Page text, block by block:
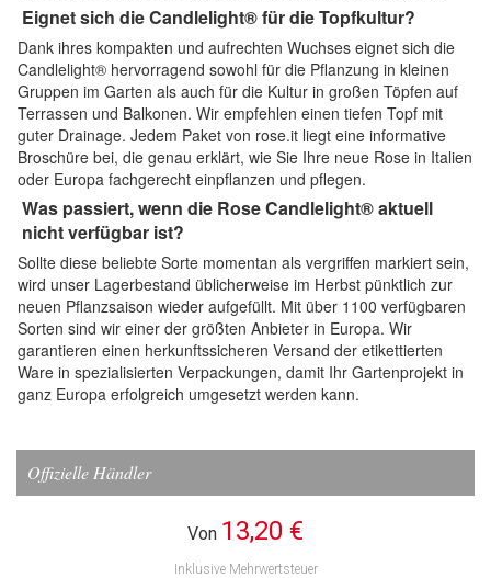
Eignet sich die Candlelight® für die Topfkultur?
Dank ihres kompakten und aufrechten Wuchses eignet sich die
Candlelight® hervorragend sowohl für die Pflanzung in kleinen
Gruppen im Garten als auch für die Kultur in großen Töpfen auf
Terrassen und Balkonen. Wir empfehlen einen tiefen Topf mit
guter Drainage. Jedem Paket von rose.it liegt eine informative
Broschüre bei, die genau erklärt, wie Sie Ihre neue Rose in Italien
oder Europa fachgerecht einpflanzen und pflegen.
Was passiert, wenn die Rose Candlelight® aktuell
nicht verfügbar ist?
Sollte diese beliebte Sorte momentan als vergriffen markiert sein,
wird unser Lagerbestand üblicherweise im Herbst pünktlich zur
neuen Pflanzsaison wieder aufgefüllt. Mit über 1100 verfügbaren
Sorten sind wir einer der größten Anbieter in Europa. Wir
garantieren einen herkunftssicheren Versand der etikettierten
Ware in spezialisierten Verpackungen, damit Ihr Gartenprojekt in
ganz Europa erfolgreich umgesetzt werden kann.
Offizielle Händler
Von 13,20 €
Inklusive Mehrwertsteuer